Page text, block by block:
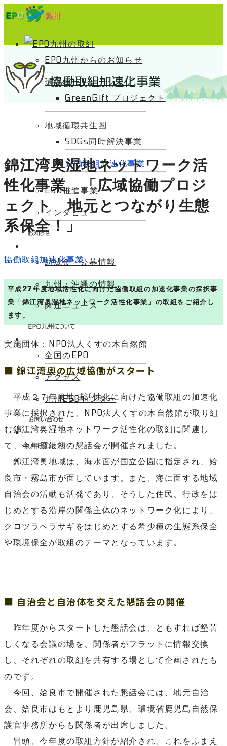
EPO九州からのお知らせ
環境パートナーシップ
GreenGift プロジェクト
地域循環共生圏
SDGs同時解決事業
協働取組加速化事業
ESD推進事業
インタビュー
助成金・公募情報
九州・沖縄の情報
関連ニュース
全国のEPO
アクセス
九州ESDセンター
錦江湾奥湿地ネットワーク活
性化事業 「広域協働プロジ
ェクト 地元とつながり生態
系保全！」
協働取組加速化事業
平成27年度地域活性化に向けた協働取組の加速化事業の採択事
業「錦江湾奥湿地ネットワーク活性化事業」の取組をご紹介し
ます。
実施団体：NPO法人くすの木自然館
■ 錦江湾奥の広域協働がスタート
平成２７年度地域活性化に向けた協働取組の加速化
事業に採択された、NPO法人くすの木自然館が取り組
む錦江湾奥湿地ネットワーク活性化の取組に関連し
て、今年度最初の懇話会が開催されました。
錦江湾奥地域は、海水面が国立公園に指定され、姶
良市・霧島市が面しています。また、海に面する地域
自治会の活動も活発であり、そうした住民、行政をは
じめとする沿岸の関係主体のネットワーク化により、
クロツラヘラサギをはじめとする希少種の生態系保全
や環境保全が取組のテーマとなっています。
■ 自治会と自治体を交えた懇話会の開催
昨年度からスタートした懇話会は、ともすれば堅苦
しくなる会議の場を、関係者がフラットに情報交換
し、それぞれの取組を共有する場として企画されたも
のです。
今回、姶良市で開催された懇話会には、地元自治
会、姶良市はもとより鹿児島県、環境省鹿児島自然保
護官事務所からも関係者が出席しました。
冒頭、今年度の取組方針が紹介され、これをふまえ